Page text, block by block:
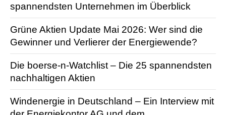
spannendsten Unternehmen im Überblick
Grüne Aktien Update Mai 2026: Wer sind die
Gewinner und Verlierer der Energiewende?
Die boerse-n-Watchlist – Die 25 spannendsten
nachhaltigen Aktien
Windenergie in Deutschland – Ein Interview mit